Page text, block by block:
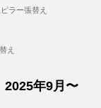
ラー張替え
え
年9月〜